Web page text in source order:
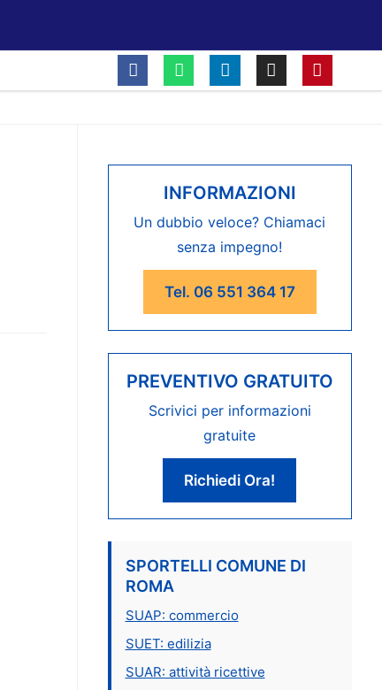
INFORMAZIONI
Un dubbio veloce? Chiamaci
senza impegno!
Tel. 06 551 364 17
PREVENTIVO GRATUITO
Scrivici per informazioni
gratuite
Richiedi Ora!
SPORTELLI COMUNE DI
ROMA
SUAP: commercio
SUET: edilizia
SUAR: attività ricettive